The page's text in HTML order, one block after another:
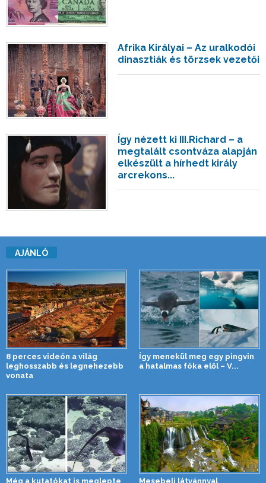
Afrika Királyai – Az uralkodói
dinasztiák és törzsek vezetői
Így nézett ki III.Richard – a
megtalált csontváza alapján
elkészült a hírhedt király
arcrekons...
AJÁNLÓ
8 perces videón a világ
leghosszabb és legnehezebb
vonata
Így menekül meg egy pingvin
a hatalmas fóka elől – V...
Még a kutatókat is meglepte
Mesebeli látvánnyal